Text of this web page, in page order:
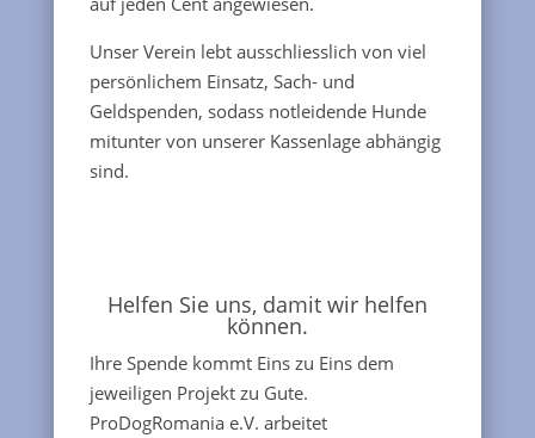
Unser Verein lebt ausschliesslich von viel
persönlichem Einsatz, Sach- und
Geldspenden, sodass notleidende Hunde
mitunter von unserer Kassenlage abhängig
sind.
Helfen Sie uns, damit wir helfen
können.
Ihre Spende kommt Eins zu Eins dem
jeweiligen Projekt zu Gute.
ProDogRomania e.V. arbeitet